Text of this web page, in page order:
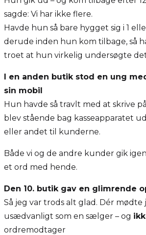
sagde: Vi har ikke flere.
Havde hun så bare hygget sig i 1
derude inden hun kom tilbage, så
troet at hun virkelig undersøgte
I en anden butik stod en ung
sin mobil
Hun havde så travlt med at skrive
blev stående bag kasseapparatet
eller andet til kunderne.
Både vi og de andre kunder gik
et ord med hende.
Den 10. butik gav en glimrende
Så jeg var trods alt glad. Dér mødte
usædvanligt som en sælger – og
ordremodtager